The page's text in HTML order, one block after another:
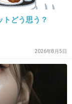
デラックスが「5時
いいんじゃないで
トどう思う？
2026年8月5日